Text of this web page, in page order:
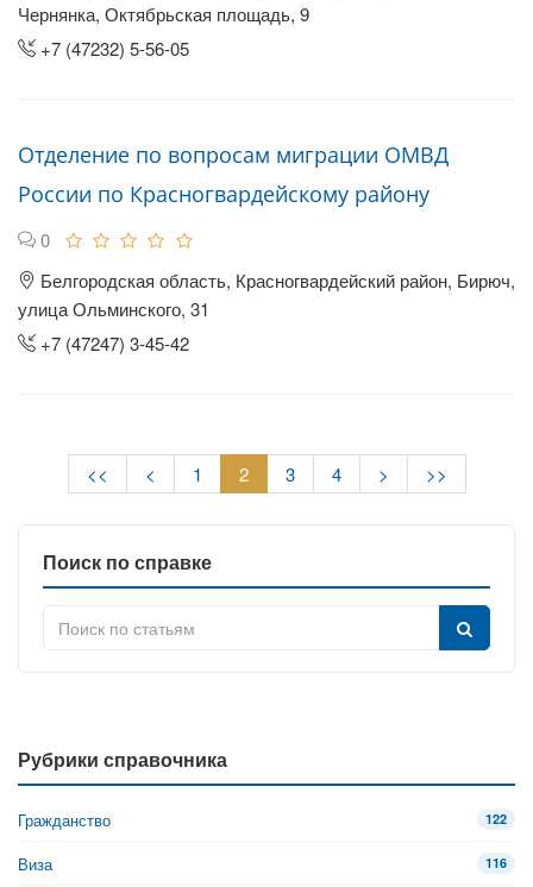
Чернянка, Октябрьская площадь, 9
+7 (47232) 5-56-05
Отделение по вопросам миграции ОМВД
России по Красногвардейскому району
0
Белгородская область, Красногвардейский район, Бирюч,
улица Ольминского, 31
+7 (47247) 3-45-42
<< < 1 2 3 4 > >>
Поиск по справке
Рубрики справочника
Гражданство 122
Виза 116